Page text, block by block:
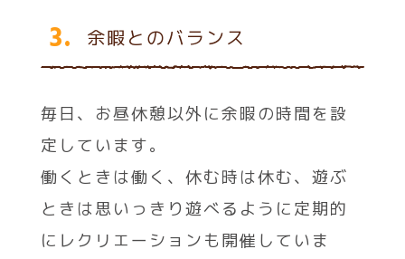
3. 余暇とのバランス
毎日、お昼休憩以外に余暇の時間を設
定しています。
働くときは働く、休む時は休む、遊ぶ
ときは思いっきり遊べるように定期的
にレクリエーションも開催していま